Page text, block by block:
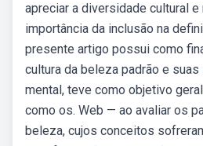
apreciar a diversidade cultural e
importância da inclusão na
presente artigo possui como
cultura da beleza padrão e
mental, teve como objetivo
como os. Web — ao avaliar os
beleza, cujos conceitos